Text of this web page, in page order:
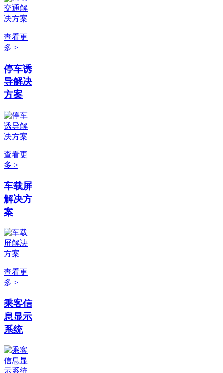
查看更
多 >
停车诱
导解决
方案
查看更
多 >
车载屏
解决方
案
查看更
多 >
乘客信
息显示
系统